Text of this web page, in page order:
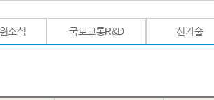
소식 국토교통R&D 신기술